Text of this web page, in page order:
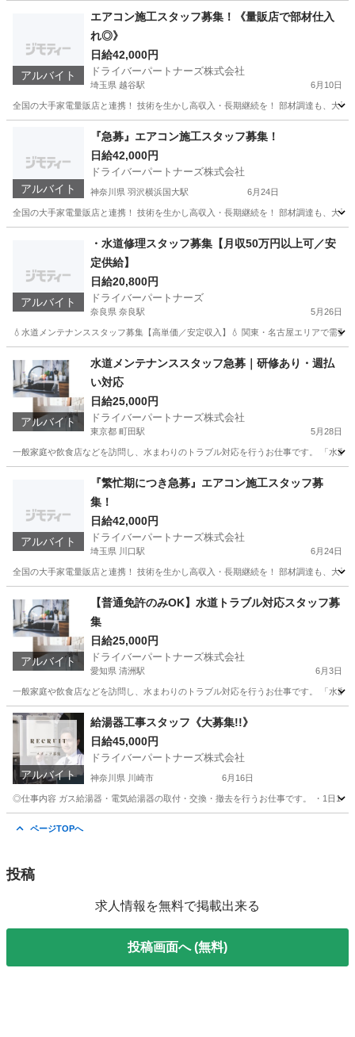
中洲川端駅 その他 出来高制
アルバイト
エアコン施工スタッフ募集！《量販店で部材仕入
れ◎》
日給42,000円
ドライバーパートナーズ株式会社
埼玉県 越谷駅 6月10日
全国の大手家電量販店と連携！ 技術を生かし高収入・長期継続を！ 部材調達も、大
越谷駅 量販店
アルバイト
『急募』エアコン施工スタッフ募集！
日給42,000円
ドライバーパートナーズ株式会社
神奈川県 羽沢横浜国大駅 6月24日
全国の大手家電量販店と連携！ 技術を生かし高収入・長期継続を！ 部材調達も、大
羽沢横浜国大駅 軽作業 スタッフ
アルバイト
・水道修理スタッフ募集【月収50万円以上可／安
定供給】
日給20,800円
ドライバーパートナーズ
奈良県 奈良駅 5月26日
💧水道メンテナンススタッフ募集【高単価／安定収入】💧 関東・名古屋エリアで需
奈良駅 軽作業 スタッフ
アルバイト
水道メンテナンススタッフ急募｜研修あり・週払
い対応
日給25,000円
ドライバーパートナーズ株式会社
東京都 町田駅 5月28日
一般家庭や飲食店などを訪問し、水まわりのトラブル対応を行うお仕事です。 「水
町田駅 軽作業
アルバイト
『繁忙期につき急募』エアコン施工スタッフ募
集！
日給42,000円
ドライバーパートナーズ株式会社
埼玉県 川口駅 6月24日
全国の大手家電量販店と連携！ 技術を生かし高収入・長期継続を！ 部材調達も、大
川口駅 軽作業 スタッフ
アルバイト
【普通免許のみOK】水道トラブル対応スタッフ募
集
日給25,000円
ドライバーパートナーズ株式会社
愛知県 清洲駅 6月3日
一般家庭や飲食店などを訪問し、水まわりのトラブル対応を行うお仕事です。 「水
愛知 清須市 清洲駅 軽作業 スタッフ
アルバイト
給湯器工事スタッフ《大募集!!》
日給45,000円
ドライバーパートナーズ株式会社
神奈川県 川崎市 6月16日
◎仕事内容 ガス給湯器・電気給湯器の取付・交換・撤去を行うお仕事です。 ・1日1
ページTOPへ
投稿
求人情報を無料で掲載出来る
投稿画面へ (無料)